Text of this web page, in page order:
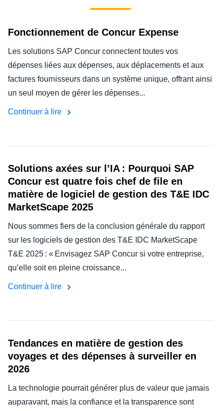
VOYAGES ET DÉPENSES
Fonctionnement de Concur Expense
Les solutions SAP Concur connectent toutes vos
dépenses liées aux dépenses, aux déplacements et aux
factures fournisseurs dans un système unique, offrant ainsi
un seul moyen de gérer les dépenses...
Continuer à lire
Solutions axées sur l’IA : Pourquoi SAP
Concur est quatre fois chef de file en
matière de logiciel de gestion des T&E IDC
MarketScape 2025
Nous sommes fiers de la conclusion générale du rapport
sur les logiciels de gestion des T&E IDC MarketScape
T&E 2025 : « Envisagez SAP Concur si votre entreprise,
qu’elle soit en pleine croissance...
Continuer à lire
Tendances en matière de gestion des
voyages et des dépenses à surveiller en
2026
La technologie pourrait générer plus de valeur que jamais
auparavant, mais la confiance et la transparence sont